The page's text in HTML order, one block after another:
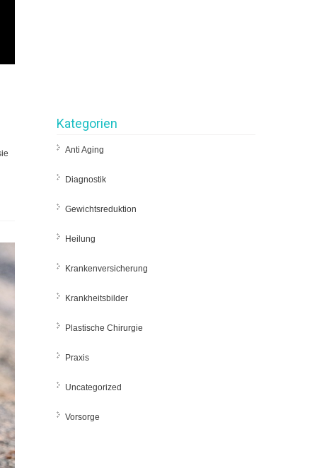
Kategorien
Anti Aging
Diagnostik
Gewichtsreduktion
Heilung
Krankenversicherung
Krankheitsbilder
Plastische Chirurgie
Praxis
Uncategorized
Vorsorge